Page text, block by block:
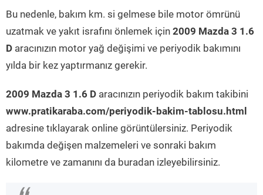
Bu nedenle, bakım km. si gelmese bile motor ömrünü
uzatmak ve yakıt israfını önlemek için 2009 Mazda 3 1.6
D aracınızın motor yağ değişimi ve periyodik bakımını
yılda bir kez yaptırmanız gerekir.
2009 Mazda 3 1.6 D aracınızın periyodik bakım takibini
www.pratikaraba.com/periyodik-bakim-tablosu.html
adresine tıklayarak online görüntülersiniz. Periyodik
bakımda değişen malzemeleri ve sonraki bakım
kilometre ve zamanını da buradan izleyebilirsiniz.